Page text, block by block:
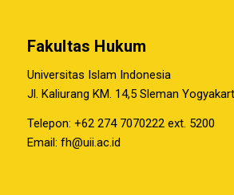
Fakultas Hukum
Universitas Islam Indonesia
Jl. Kaliurang KM. 14,5 Sleman
Telepon: +62 274 7070222 ext. 5200
Email: fh@uii.ac.id